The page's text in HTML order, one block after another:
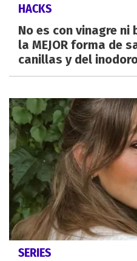
HACKS
No es con vinagre
la MEJOR forma de
canillas y del
SERIES